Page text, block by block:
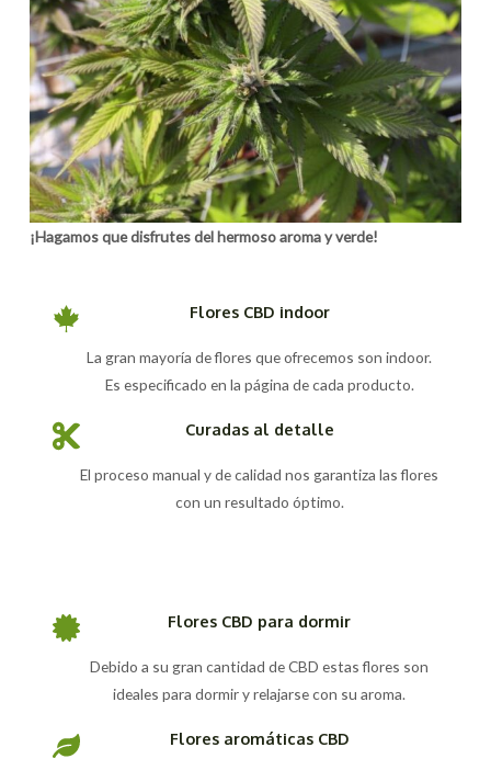
¡Hagamos que disfrutes del hermoso aroma y verde!
Flores CBD indoor
La gran mayoría de flores que ofrecemos son indoor.
Es especificado en la página de cada producto.
Curadas al detalle
El proceso manual y de calidad nos garantiza las flores
con un resultado óptimo.
Flores CBD para dormir
Debido a su gran cantidad de CBD estas flores son
ideales para dormir y relajarse con su aroma.
Flores aromáticas CBD